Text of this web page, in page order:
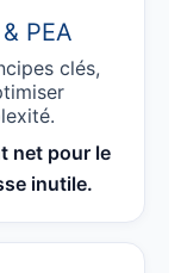
PEA
clés,
net pour le
inutile.